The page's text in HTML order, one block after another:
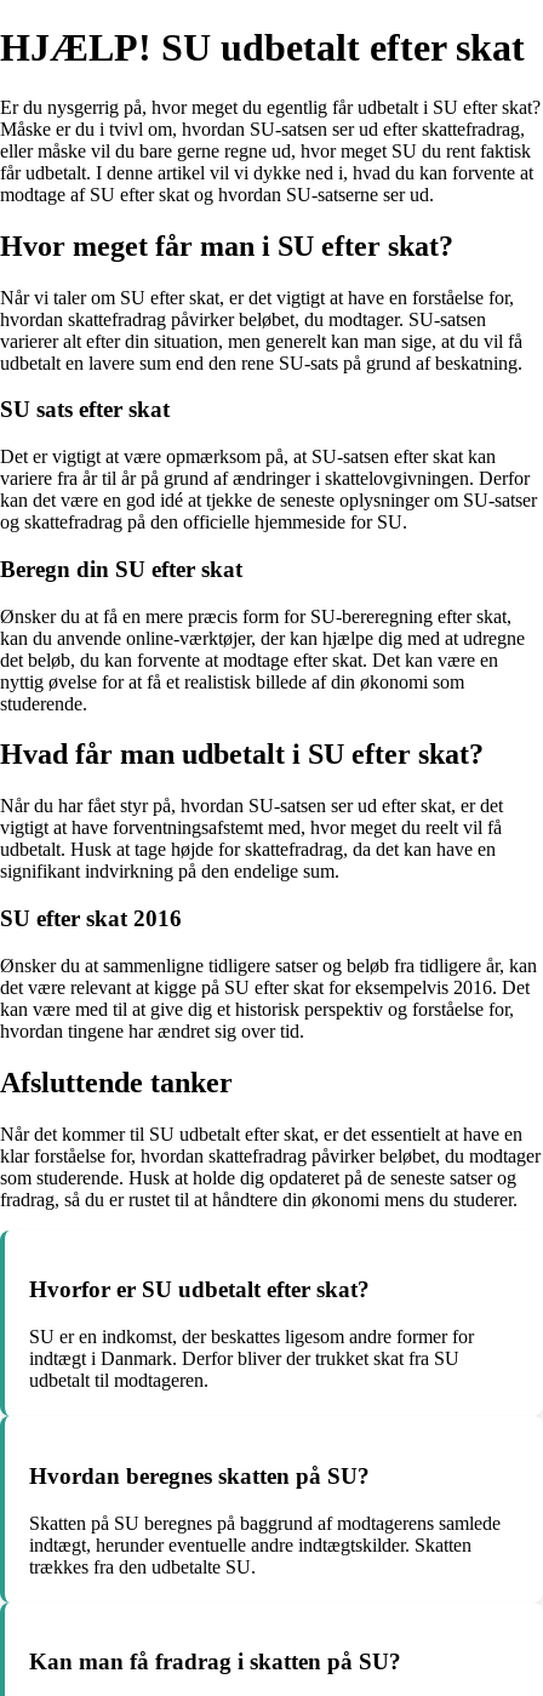
HJÆLP! SU udbetalt efter skat
Er du nysgerrig på, hvor meget du egentlig får udbetalt i SU efter skat?
Måske er du i tvivl om, hvordan SU-satsen ser ud efter skattefradrag,
eller måske vil du bare gerne regne ud, hvor meget SU du rent faktisk
får udbetalt. I denne artikel vil vi dykke ned i, hvad du kan forvente at
modtage af SU efter skat og hvordan SU-satserne ser ud.
Hvor meget får man i SU efter skat?
Når vi taler om SU efter skat, er det vigtigt at have en forståelse for,
hvordan skattefradrag påvirker beløbet, du modtager. SU-satsen
varierer alt efter din situation, men generelt kan man sige, at du vil få
udbetalt en lavere sum end den rene SU-sats på grund af beskatning.
SU sats efter skat
Det er vigtigt at være opmærksom på, at SU-satsen efter skat kan
variere fra år til år på grund af ændringer i skattelovgivningen. Derfor
kan det være en god idé at tjekke de seneste oplysninger om SU-satser
og skattefradrag på den officielle hjemmeside for SU.
Beregn din SU efter skat
Ønsker du at få en mere præcis form for SU-bereregning efter skat,
kan du anvende online-værktøjer, der kan hjælpe dig med at udregne
det beløb, du kan forvente at modtage efter skat. Det kan være en
nyttig øvelse for at få et realistisk billede af din økonomi som
studerende.
Hvad får man udbetalt i SU efter skat?
Når du har fået styr på, hvordan SU-satsen ser ud efter skat, er det
vigtigt at have forventningsafstemt med, hvor meget du reelt vil få
udbetalt. Husk at tage højde for skattefradrag, da det kan have en
signifikant indvirkning på den endelige sum.
SU efter skat 2016
Ønsker du at sammenligne tidligere satser og beløb fra tidligere år, kan
det være relevant at kigge på SU efter skat for eksempelvis 2016. Det
kan være med til at give dig et historisk perspektiv og forståelse for,
hvordan tingene har ændret sig over tid.
Afsluttende tanker
Når det kommer til SU udbetalt efter skat, er det essentielt at have en
klar forståelse for, hvordan skattefradrag påvirker beløbet, du modtager
som studerende. Husk at holde dig opdateret på de seneste satser og
fradrag, så du er rustet til at håndtere din økonomi mens du studerer.
Hvorfor er SU udbetalt efter skat?
SU er en indkomst, der beskattes ligesom andre former for
indtægt i Danmark. Derfor bliver der trukket skat fra SU
udbetalt til modtageren.
Hvordan beregnes skatten på SU?
Skatten på SU beregnes på baggrund af modtagerens samlede
indtægt, herunder eventuelle andre indtægtskilder. Skatten
trækkes fra den udbetalte SU.
Kan man få fradrag i skatten på SU?